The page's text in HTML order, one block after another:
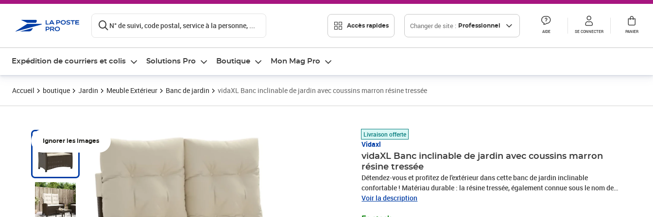
N° de suivi, code postal, service à la personne, ... Accès rapides Changer de site : Professionnel
AIDE SE CONNECTER PANIER
Expédition de courriers et colis Solutions Pro Boutique Mon Mag Pro
Accueil boutique Jardin Meuble Extérieur Banc de jardin vidaXL Banc inclinable de jardin avec coussins marron résine tressée
Ignorer les images
Livraison offerte
Vidaxl
vidaXL Banc inclinable de jardin avec coussins marron
résine tressée
Détendez-vous et profitez de l'extérieur dans cette banc de jardin inclinable
confortable ! Matériau durable : la résine tressée, également connue sous le nom de
poly rotin, est un matériau synthétique solide et nécessitant peu d'entretien qui
Voir la description
Prix barré 154,99 €
Prix 88,57€